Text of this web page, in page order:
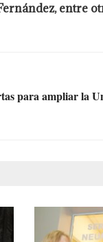
entre
para ampliar la